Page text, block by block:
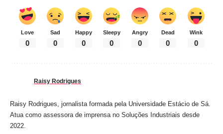
Love
0
Sad
0
Happy
0
Sleepy
0
Angry
0
Dead
0
Wink
0
Raisy Rodrigues
Raisy Rodrigues, jornalista formada pela Universidade Estácio de Sá.
Atua como assessora de imprensa no Soluções Industriais desde
2022.